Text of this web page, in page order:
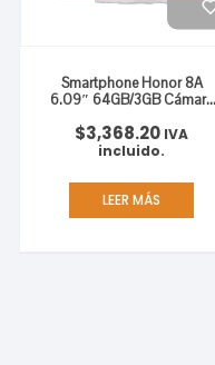
Smartphone Honor 8A
6.09″ 64GB/3GB Cámara
Android 9 Color Negro
$3,368.20 IVA
incluido.
LEER MÁS